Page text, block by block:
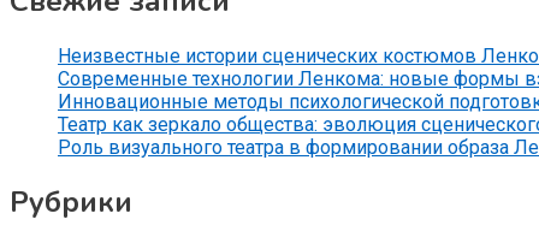
Неизвестные истории сценических костюмов
Современные технологии Ленкома: новые формы
Инновационные методы психологической
Театр как зеркало общества: эволюция
Роль визуального театра в формировании образа
Рубрики